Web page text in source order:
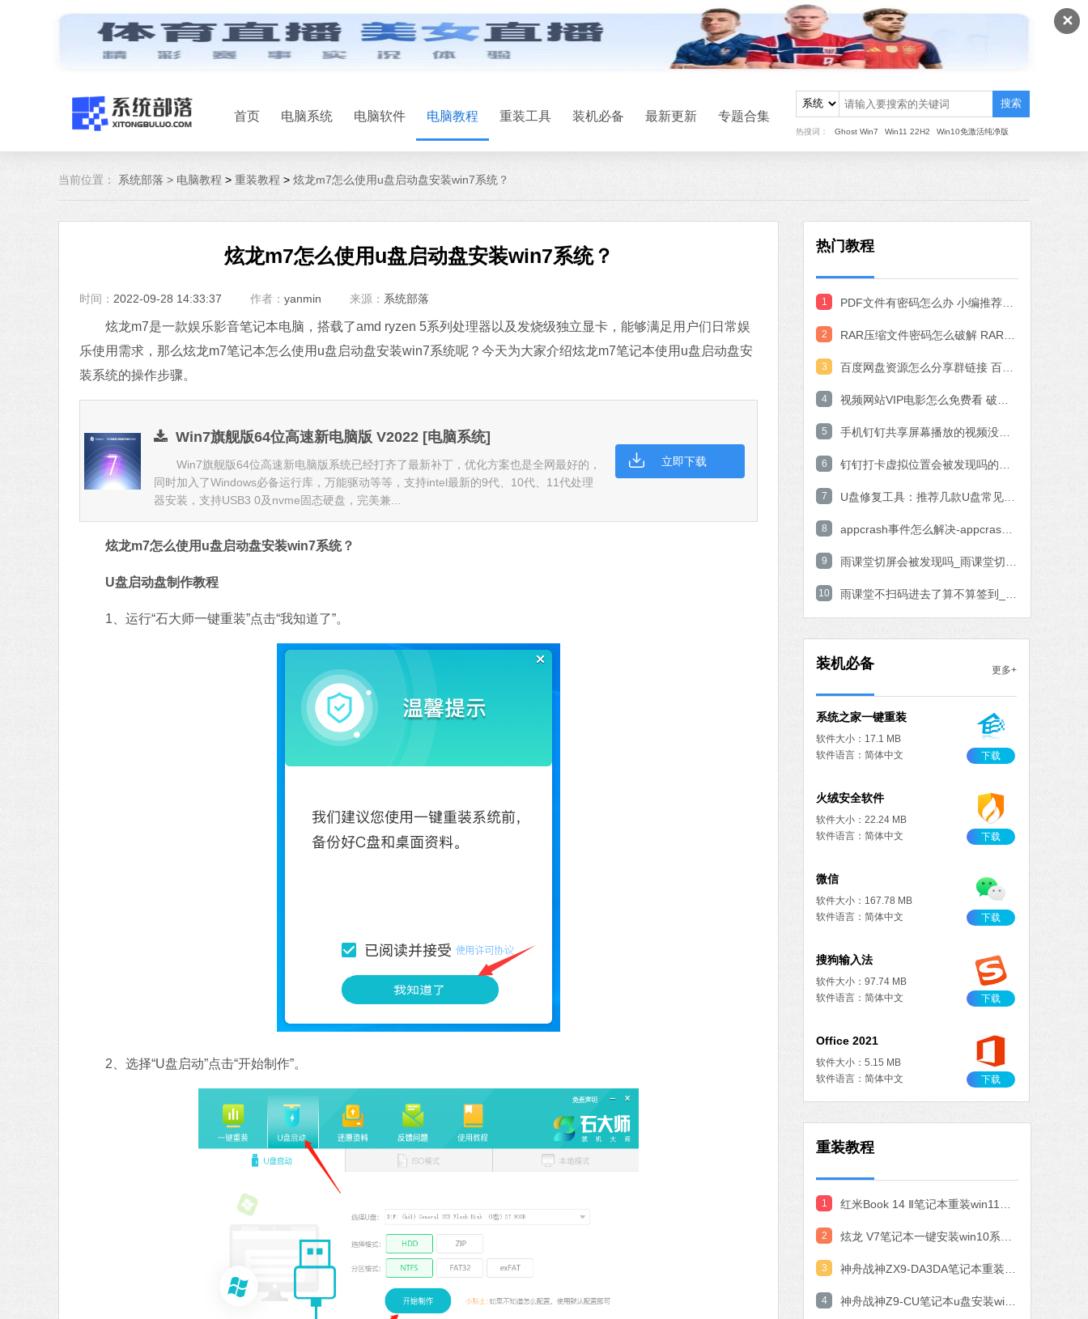
✕
首页 电脑系统 电脑软件 电脑教程 重装工具 装机必备 最新更新 专题合集
搜索
热搜词： Ghost Win7 Win11 22H2 Win10免激活纯净版
当前位置： 系统部落 > 电脑教程 > 重装教程 > 炫龙m7怎么使用u盘启动盘安装win7系统？
炫龙m7怎么使用u盘启动盘安装win7系统？
时间： 2022-09-28 14:33:37 作者： yanmin 来源： 系统部落
炫龙m7是一款娱乐影音笔记本电脑，搭载了amd ryzen 5系列处理器以及发烧级独立显卡，能够满足用户们日常娱
乐使用需求，那么炫龙m7笔记本怎么使用u盘启动盘安装win7系统呢？今天为大家介绍炫龙m7笔记本使用u盘启动盘安
装系统的操作步骤。
Win7旗舰版64位高速新电脑版 V2022 [电脑系统]
Win7旗舰版64位高速新电脑版系统已经打齐了最新补丁，优化方案也是全网最好的，
同时加入了Windows必备运行库，万能驱动等等，支持intel最新的9代、10代、11代处理
器安装，支持USB3 0及nvme固态硬盘，完美兼...
立即下载
炫龙m7怎么使用u盘启动盘安装win7系统？
U盘启动盘制作教程
1、运行“石大师一键重装”点击“我知道了”。
2、选择“U盘启动”点击“开始制作”。
热门教程
1
2
3
4
5
6
7
8
9
10
装机必备 更多+
软件大小：22.24 MB
软件语言：简体中文
微信
软件语言：简体中文
下载
搜狗输入法
软件大小：19.78 MB
软件语言：简体中文
石大师一键重装系统
软件语言：简体中文
腾讯视频
软件语言：简体中文
下载
系统之家一键重装
软件大小：17.1 MB
软件语言：简体中文
下载
火绒安全软件
软件大小：22.24 MB
软件语言：简体中文
下载
微信
软件大小：167.78 MB
软件语言：简体中文
下载
搜狗输入法
软件大小：97.74 MB
软件语言：简体中文
下载
Office 2021
软件大小：5.15 MB
软件语言：简体中文
下载
石大师一键重装系统
软件语言：简体中文
重装教程
1
2
3
4